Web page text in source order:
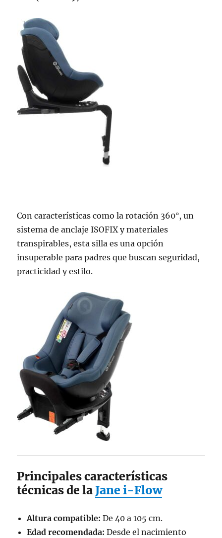
Con características como la rotación 360°, un
sistema de anclaje ISOFIX y materiales
transpirables, esta silla es una opción
insuperable para padres que buscan seguridad,
practicidad y estilo.
Principales características
técnicas de la Jane i-Flow
Altura compatible: De 40 a 105 cm.
Edad recomendada: Desde el nacimiento